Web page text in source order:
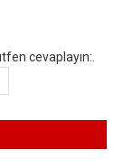
cevaplayın:.